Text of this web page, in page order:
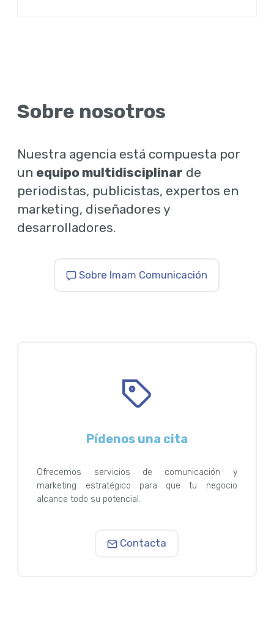
Sobre nosotros
Nuestra agencia está compuesta por
un equipo multidisciplinar de
periodistas, publicistas, expertos en
marketing, diseñadores y
desarrolladores.
Sobre Imam Comunicación
Pídenos una cita
Ofrecemos servicios de comunicación y
marketing estratégico para que tu negocio
alcance todo su potencial.
Contacta